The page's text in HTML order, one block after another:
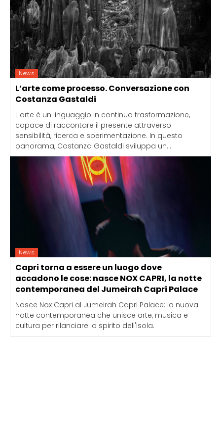
News
L’arte come processo. Conversazione con
Costanza Gastaldi
L'arte è un linguaggio in continua trasformazione,
capace di raccontare il presente attraverso
sensibilità, ricerca e sperimentazione. In questo
panorama, Costanza Gastaldi sviluppa un...
News
Capri torna a essere un luogo dove
accadono le cose: nasce NOX CAPRI, la notte
contemporanea del Jumeirah Capri Palace
Nasce Nox Capri al Jumeirah Capri Palace: la nuova
notte contemporanea che unisce arte, musica e
cultura per rilanciare lo spirito dell'isola.